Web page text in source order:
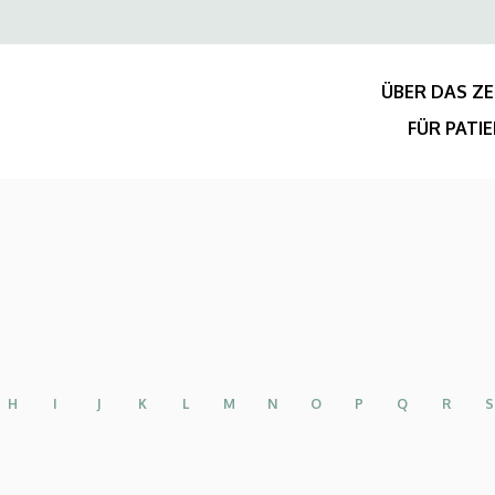
Felső
ÜBER DAS
FÜR
H I J K L M N O P Q R S